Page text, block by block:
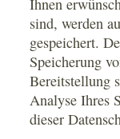
Ihnen
sind, werden
gespeichert.
Speicherung
Bereitstellung
Analyse Ihres
dieser